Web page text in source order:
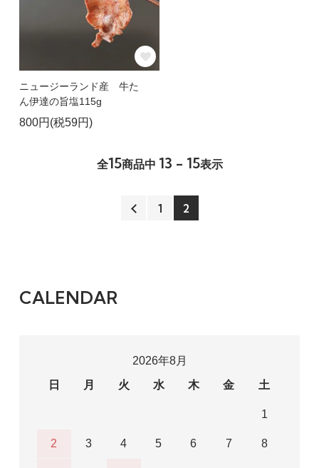
ニュージーランド産 牛た
ん伊達の旨塩115g
800円(税59円)
全15商品中 13 - 15表示
1 2
CALENDAR
2026年8月
日
月 火 水 木 金 土
1
2 3 4 5 6 7 8